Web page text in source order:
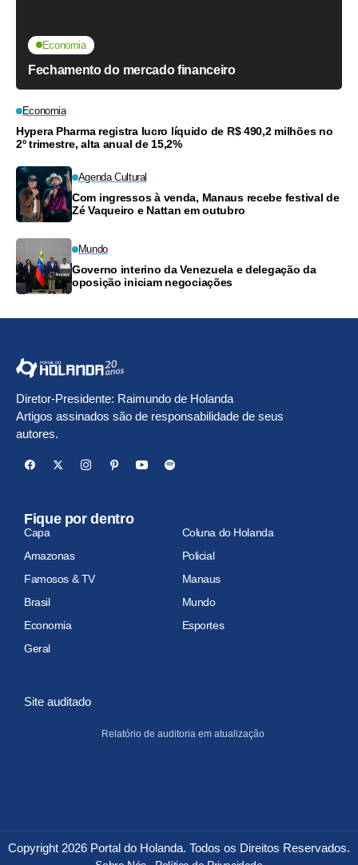
Economia
Fechamento do mercado financeiro
Economia
Hypera Pharma registra lucro líquido de R$ 490,2 milhões no
2º trimestre, alta anual de 15,2%
Agenda Cultural
Com ingressos à venda, Manaus recebe festival de
Zé Vaqueiro e Nattan em outubro
Mundo
Governo interino da Venezuela e delegação da
oposição iniciam negociações
Diretor-Presidente: Raimundo de Holanda
Artigos assinados são de responsabilidade de seus
autores.
Fique por dentro
Capa
Coluna do Holanda
Amazonas
Policial
Famosos & TV
Manaus
Brasil
Mundo
Economia
Esportes
Geral
Site auditado
Relatório de auditoria em atualização
Copyright 2026 Portal do Holanda. Todos os Direitos Reservados.